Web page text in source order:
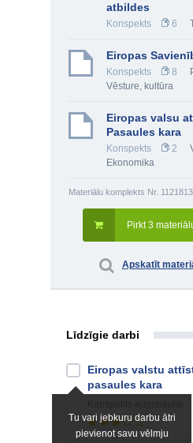
atbildes
Konspekts 6
Eiropas
Konspekts 8
Vēsture, kultūra
Eiropas valsu
Pasaules kara
Konspekts 2
Ekonomika
Materiālu komplekts Nr. 1121813
Pirkt 3
Apskatīt
Līdzīgie darbi
Tu vari jebkuru darbu ātri
pievienot savu vēlmju
Eiropas valstu
pasaules kara